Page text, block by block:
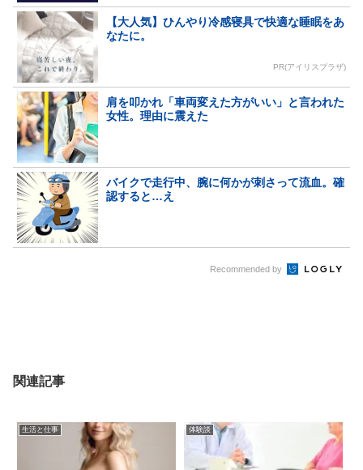
【大人気】ひんやり冷感寝具で快適な睡眠をあ
なたに。
PR(アイリスプラザ)
肩を叩かれ「車両変えた方がいい」と言われた
女性。理由に震えた
バイクで走行中、腕に何かが刺さって流血。確
認すると…え
Recommended by
関連記事
生活と仕事 体験談